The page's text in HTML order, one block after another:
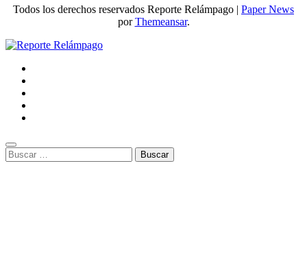
Todos los derechos reservados Reporte Relámpago | Paper News
porThemeansar.
Buscar: